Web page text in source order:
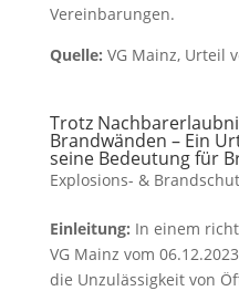
Vereinbarungen.
Quelle: VG Mainz, Urteil
Trotz
Brandwänden – Ein
seine Bedeutung für
Explosions- &
Einleitung: In einem
VG Mainz vom
die Unzulässigkeit von